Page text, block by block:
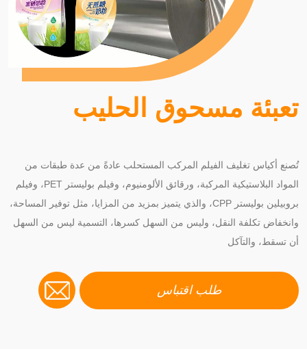
تعبئة مسحوق الحليب
تُصنع أكياس تغليف الفيلم المركب المستحلب عادةً من عدة طبقات من
المواد البلاستيكية المركبة، ورقائق الألومنيوم، وفيلم بوليستر PET، وفيلم
بروبيلين بوليستر CPP، والذي يتميز بمزيد من المزايا، مثل توفير المساحة،
وانخفاض تكلفة النقل، وليس من السهل كسرها، التسمية ليس من السهل
أن تسقط، والتآكل
طلب اقتباس